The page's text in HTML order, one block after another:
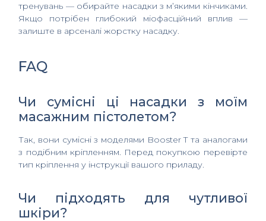
тренувань — обирайте насадки з м’якими кінчиками.
Якщо потрібен глибокий міофасційний вплив —
залиште в арсеналі жорстку насадку.
FAQ
Чи сумісні ці насадки з моїм
масажним пістолетом?
Так, вони сумісні з моделями Booster T та аналогами
з подібним кріпленням. Перед покупкою перевірте
тип кріплення у інструкції вашого приладу.
Чи підходять для чутливої
шкіри?